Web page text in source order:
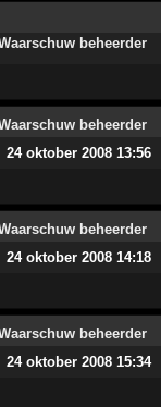
24 oktober 2008 13:56
24 oktober 2008 14:18
24 oktober 2008 15:34